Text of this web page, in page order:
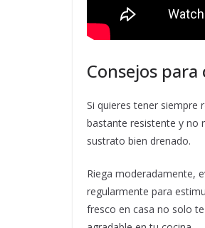
Consejos
Si quieres tener siempre
bastante resistente y no
sustrato bien drenado.
Riega moderadamente,
regularmente para
fresco en casa no solo